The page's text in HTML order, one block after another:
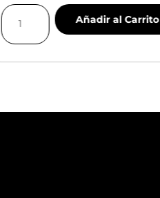
Cable
Freno
De
Añadir al Carrito